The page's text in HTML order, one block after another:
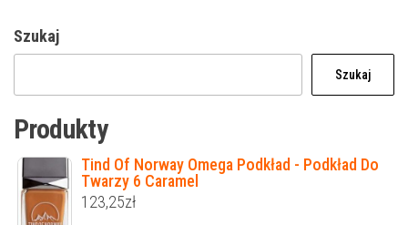
Szukaj
Szukaj
Produkty
Tind Of Norway Omega Podkład - Podkład Do
Twarzy 6 Caramel
123,25zł